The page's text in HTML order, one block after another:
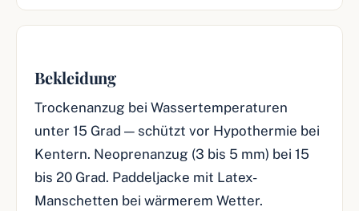
Bekleidung
Trockenanzug bei Wassertemperaturen
unter 15 Grad — schützt vor Hypothermie bei
Kentern. Neoprenanzug (3 bis 5 mm) bei 15
bis 20 Grad. Paddeljacke mit Latex-
Manschetten bei wärmerem Wetter.